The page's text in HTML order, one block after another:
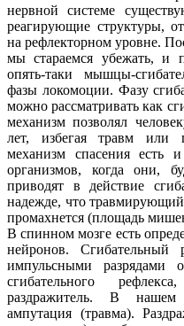
нервной системе
реагирующие структуры,
на рефлекторном уровне.
мы стараемся убежать, и
опять-таки мышцы-
фазы локомоции. Фазу
можно рассматривать как
механизм позволял
лет, избегая травм или
механизм спасения есть
организмов, когда они,
приводят в действие
надежде, что
промахнется (площадь
В спинном мозге есть
нейронов. Сгибательный
импульсными разрядами
сгибательного
раздражитель. В нашем
ампутация (травма).